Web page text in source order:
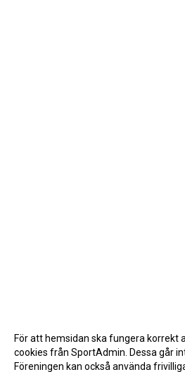
För att hemsidan ska fungera korrekt
cookies från SportAdmin. Dessa går
Föreningen kan också använda